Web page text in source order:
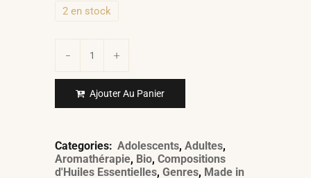
2 en stock
Ajouter Au Panier
Categories: Adolescents, Adultes,
Aromathérapie, Bio, Compositions
d'Huiles Essentielles, Genres, Made in